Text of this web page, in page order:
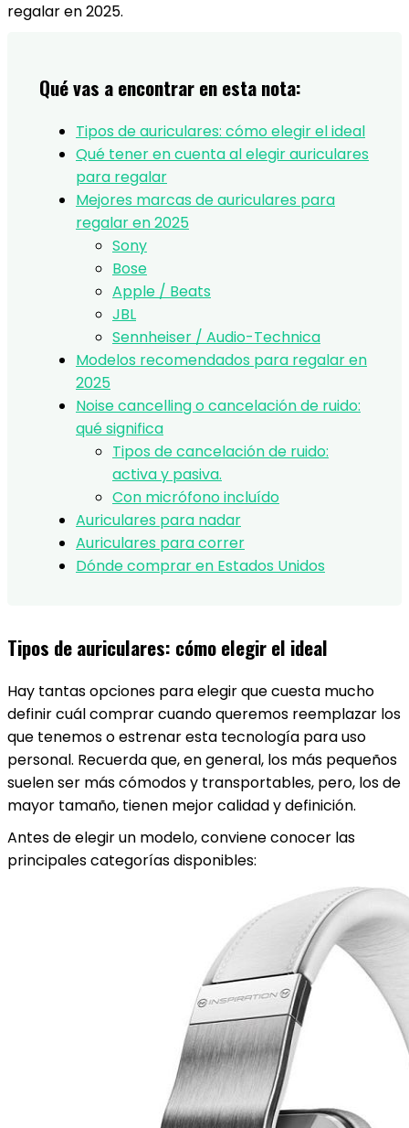
regalar en 2025.
Qué vas a encontrar en esta nota:
Tipos de auriculares: cómo elegir el ideal
Qué tener en cuenta al elegir auriculares
para regalar
Mejores marcas de auriculares para
regalar en 2025
Sony
Bose
Apple / Beats
JBL
Sennheiser / Audio-Technica
Modelos recomendados para regalar en
2025
Noise cancelling o cancelación de ruido:
qué significa
Tipos de cancelación de ruido:
activa y pasiva.
Con micrófono incluído
Auriculares para nadar
Auriculares para correr
Dónde comprar en Estados Unidos
Tipos de auriculares: cómo elegir el ideal
Hay tantas opciones para elegir que cuesta mucho
definir cuál comprar cuando queremos reemplazar los
que tenemos o estrenar esta tecnología para uso
personal. Recuerda que, en general, los más pequeños
suelen ser más cómodos y transportables, pero, los de
mayor tamaño, tienen mejor calidad y definición.
Antes de elegir un modelo, conviene conocer las
principales categorías disponibles: